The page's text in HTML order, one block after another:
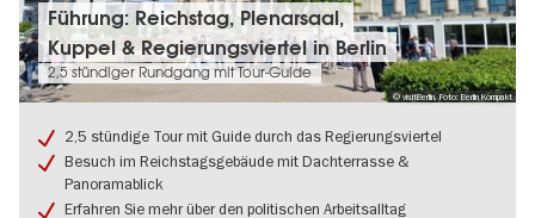
© visitBerlin, Foto: Berlin Kompakt
Tickets
&
Termine:
Führung:
Reichstag,
Kuppel
&
Regierungsviertel
Berlin
Führung: Reichstag, Plenarsaal,
Kuppel & Regierungsviertel in Berlin
2,5 stündiger Rundgang mit Tour-Guide
2,5 stündige Tour mit Guide durch das Regierungsviertel
Besuch im Reichstagsgebäude mit Dachterrasse &
Panoramablick
Erfahren Sie mehr über den politischen Arbeitsalltag